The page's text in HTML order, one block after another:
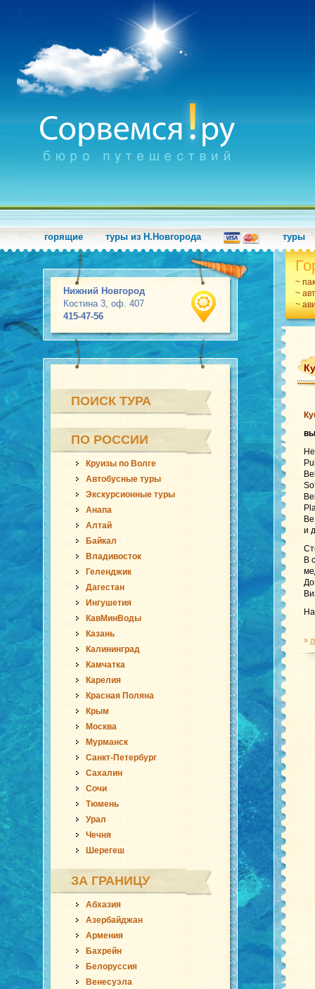
горящие туры из Н.Новгорода туры
Нижний Новгород
Костина 3, оф. 407
415-47-56
~
~
~
ПОИСК ТУРА
ПО РОССИИ
Круизы по Волге
Автобусные туры
Экскурсионные туры
Анапа
Алтай
Байкал
Владивосток
Геленджик
Дагестан
Ингушетия
КавМинВоды
Казань
Калининград
Камчатка
Карелия
Красная Поляна
Крым
Москва
Мурманск
Санкт-Петербург
Сахалин
Сочи
Тюмень
Урал
Чечня
Шерегеш
ЗА ГРАНИЦУ
Абхазия
Азербайджан
Армения
Бахрейн
Белоруссия
Венесуэла
и
В
»